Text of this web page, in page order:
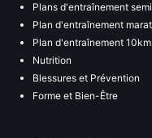
Plans d'entraînement
Plan d'entraînement
Plan d'entraînement 10km
Nutrition
Blessures et Prévention
Forme et Bien-Être